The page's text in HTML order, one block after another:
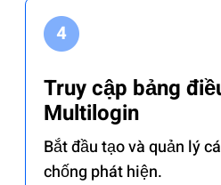
Truy cập bảng
Multilogin
Bắt đầu tạo và quản lý
chống phát hiện.